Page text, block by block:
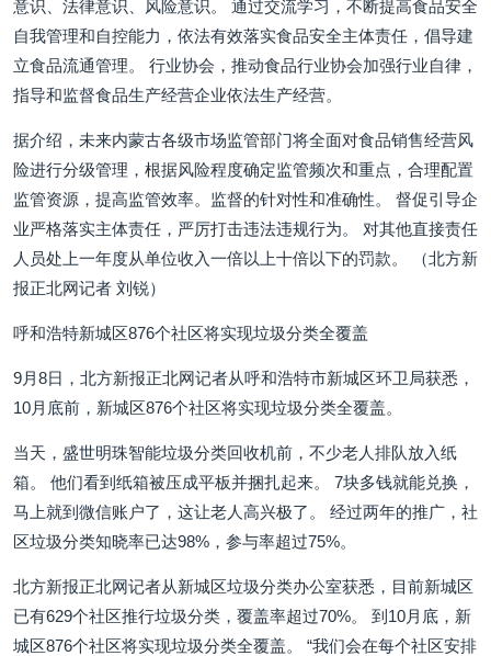
意识、法律意识、风险意识。 通过交流学习，不断提高食品安全
自我管理和自控能力，依法有效落实食品安全主体责任，倡导建
立食品流通管理。 行业协会，推动食品行业协会加强行业自律，
指导和监督食品生产经营企业依法生产经营。
据介绍，未来内蒙古各级市场监管部门将全面对食品销售经营风
险进行分级管理，根据风险程度确定监管频次和重点，合理配置
监管资源，提高监管效率。监督的针对性和准确性。 督促引导企
业严格落实主体责任，严厉打击违法违规行为。 对其他直接责任
人员处上一年度从单位收入一倍以上十倍以下的罚款。 （北方新
报正北网记者 刘锐）
呼和浩特新城区876个社区将实现垃圾分类全覆盖
9月8日，北方新报正北网记者从呼和浩特市新城区环卫局获悉，
10月底前，新城区876个社区将实现垃圾分类全覆盖。
当天，盛世明珠智能垃圾分类回收机前，不少老人排队放入纸
箱。 他们看到纸箱被压成平板并捆扎起来。 7块多钱就能兑换，
马上就到微信账户了，这让老人高兴极了。 经过两年的推广，社
区垃圾分类知晓率已达98%，参与率超过75%。
北方新报正北网记者从新城区垃圾分类办公室获悉，目前新城区
已有629个社区推行垃圾分类，覆盖率超过70%。 到10月底，新
城区876个社区将实现垃圾分类全覆盖。 “我们会在每个社区安排